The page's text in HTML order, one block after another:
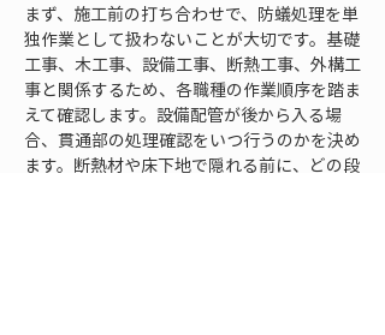
まず、施工前の打ち合わせで、防蟻処理を単
独作業として扱わないことが大切です。基礎
工事、木工事、設備工事、断熱工事、外構工
事と関係するため、各職種の作業順序を踏ま
えて確認します。設備配管が後から入る場
合、貫通部の処理確認をいつ行うのかを決め
ます。断熱材や床下地で隠れる前に、どの段